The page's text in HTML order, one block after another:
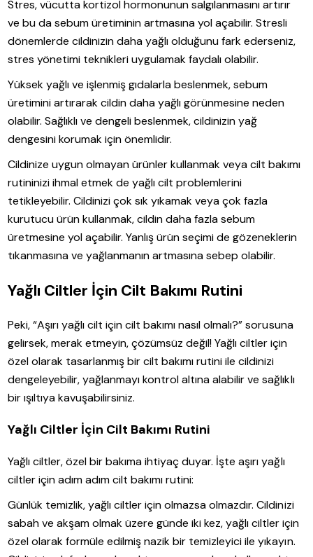
Stres, vücutta kortizol hormonunun salgılanmasını artırır
ve bu da sebum üretiminin artmasına yol açabilir. Stresli
dönemlerde cildinizin daha yağlı olduğunu fark ederseniz,
stres yönetimi teknikleri uygulamak faydalı olabilir.
Yüksek yağlı ve işlenmiş gıdalarla beslenmek, sebum
üretimini artırarak cildin daha yağlı görünmesine neden
olabilir. Sağlıklı ve dengeli beslenmek, cildinizin yağ
dengesini korumak için önemlidir.
Cildinize uygun olmayan ürünler kullanmak veya cilt bakımı
rutininizi ihmal etmek de yağlı cilt problemlerini
tetikleyebilir. Cildinizi çok sık yıkamak veya çok fazla
kurutucu ürün kullanmak, cildin daha fazla sebum
üretmesine yol açabilir. Yanlış ürün seçimi de gözeneklerin
tıkanmasına ve yağlanmanın artmasına sebep olabilir.
Yağlı Ciltler İçin Cilt Bakımı Rutini
Peki, “Aşırı yağlı cilt için cilt bakımı nasıl olmalı?” sorusuna
gelirsek, merak etmeyin, çözümsüz değil! Yağlı ciltler için
özel olarak tasarlanmış bir cilt bakımı rutini ile cildinizi
dengeleyebilir, yağlanmayı kontrol altına alabilir ve sağlıklı
bir ışıltıya kavuşabilirsiniz.
Yağlı Ciltler İçin Cilt Bakımı Rutini
Yağlı ciltler, özel bir bakıma ihtiyaç duyar. İşte aşırı yağlı
ciltler için adım adım cilt bakımı rutini:
Günlük temizlik, yağlı ciltler için olmazsa olmazdır. Cildinizi
sabah ve akşam olmak üzere günde iki kez, yağlı ciltler için
özel olarak formüle edilmiş nazik bir temizleyici ile yıkayın.